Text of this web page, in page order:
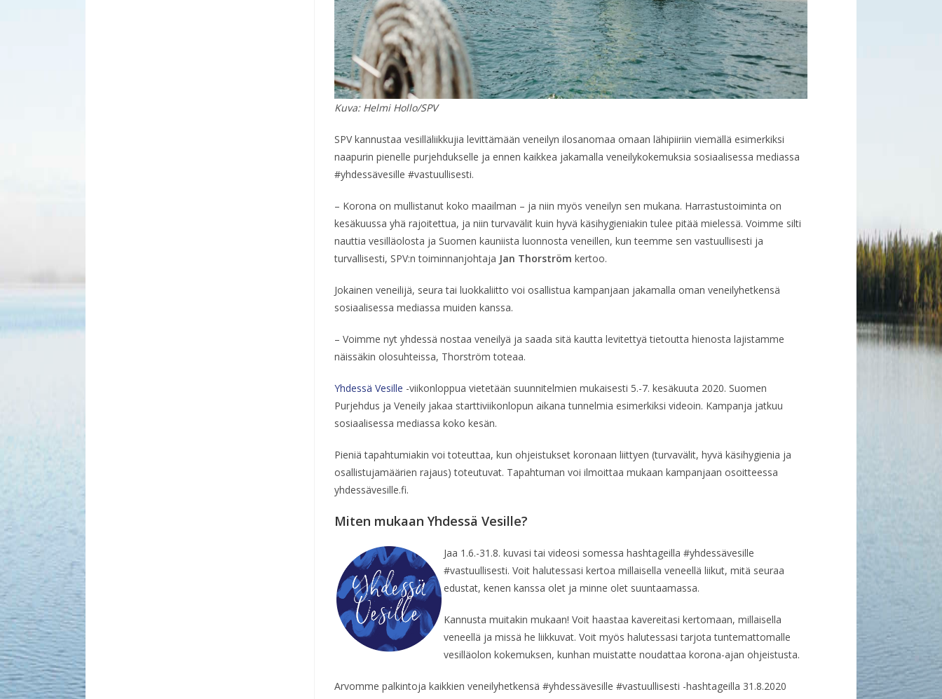
Kuva: Helmi Hollo/SPV
SPV kannustaa vesilläliikkujia levittämään veneilyn ilosanomaa omaan lähipiiriin viemällä esimerkiksi
naapurin pienelle purjehdukselle ja ennen kaikkea jakamalla veneilykokemuksia sosiaalisessa mediassa
#yhdessävesille #vastuullisesti.
– Korona on mullistanut koko maailman – ja niin myös veneilyn sen mukana. Harrastustoiminta on
kesäkuussa yhä rajoitettua, ja niin turvavälit kuin hyvä käsihygieniakin tulee pitää mielessä. Voimme silti
nauttia vesilläolosta ja Suomen kauniista luonnosta veneillen, kun teemme sen vastuullisesti ja
turvallisesti, SPV:n toiminnanjohtaja Jan Thorström kertoo.
Jokainen veneilijä, seura tai luokkaliitto voi osallistua kampanjaan jakamalla oman veneilyhetkensä
sosiaalisessa mediassa muiden kanssa.
– Voimme nyt yhdessä nostaa veneilyä ja saada sitä kautta levitettyä tietoutta hienosta lajistamme
näissäkin olosuhteissa, Thorström toteaa.
Yhdessä Vesille -viikonloppua vietetään suunnitelmien mukaisesti 5.-7. kesäkuuta 2020. Suomen
Purjehdus ja Veneily jakaa starttiviikonlopun aikana tunnelmia esimerkiksi videoin. Kampanja jatkuu
sosiaalisessa mediassa koko kesän.
Pieniä tapahtumiakin voi toteuttaa, kun ohjeistukset koronaan liittyen (turvavälit, hyvä käsihygienia ja
osallistujamäärien rajaus) toteutuvat. Tapahtuman voi ilmoittaa mukaan kampanjaan osoitteessa
yhdessävesille.fi.
Miten mukaan Yhdessä Vesille?
Jaa 1.6.-31.8. kuvasi tai videosi somessa hashtageilla #yhdessävesille
#vastuullisesti. Voit halutessasi kertoa millaisella veneellä liikut, mitä seuraa
edustat, kenen kanssa olet ja minne olet suuntaamassa.
Kannusta muitakin mukaan! Voit haastaa kavereitasi kertomaan, millaisella
veneellä ja missä he liikkuvat. Voit myös halutessasi tarjota tuntemattomalle
vesilläolon kokemuksen, kunhan muistatte noudattaa korona-ajan ohjeistusta.
Arvomme palkintoja kaikkien veneilyhetkensä #yhdessävesille #vastuullisesti -hashtageilla 31.8.2020